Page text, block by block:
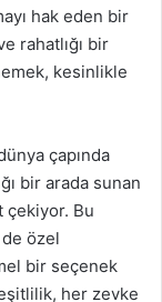
hak eden bir
rahatlığı bir
kesinlikle
çapında
bir arada sunan
çekiyor. Bu
özel
bir seçenek
her zevke